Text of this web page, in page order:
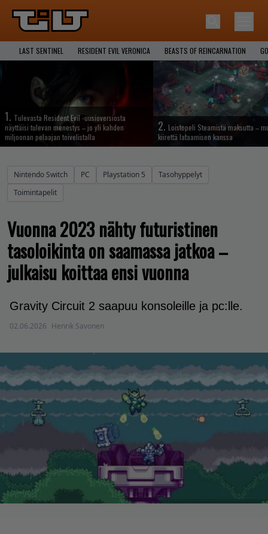
LAST SENTINEL RESIDENT EVIL VERONICA BEASTS OF REINCARNATION
1. Tulevasta Resident Evil -uusioversiosta
näyttäisi tulevan menestys – jo yli kahden
miljoonan pelaajan toivelistalla
2. Loistopeli Steamistä maksutta –
kiirettä lataamisen kanssa
Nintendo Switch PC Playstation 5
Tasohyppelyt
Toimintapelit
Vuonna 2023 nähty futuristinen
tasoloikinta on saamassa jatkoa –
julkaisu koittaa ensi vuonna
Gravity Circuit 2 saapuu konsoleille ja pc:lle.
02.06.2026 Henrik Savonen